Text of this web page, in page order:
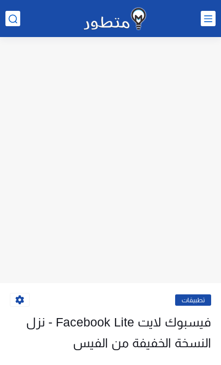
تطبيقات
فيسبوك لايت Facebook Lite - نزل
النسخة الخفيفة من الفيس